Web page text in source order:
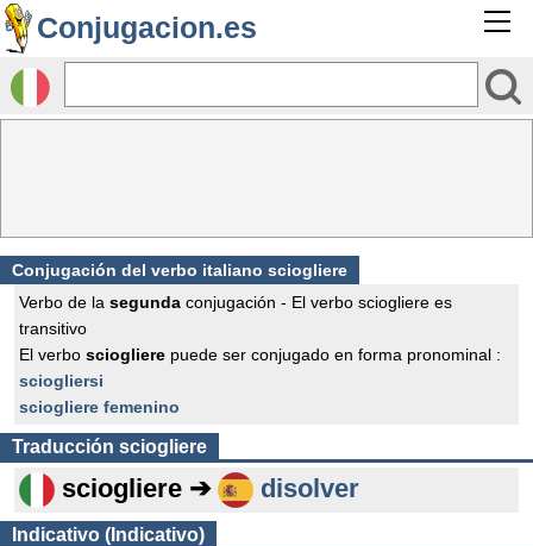
Conjugacion.es
Conjugación del verbo italiano sciogliere
Verbo de la segunda conjugación - El verbo sciogliere es
transitivo
El verbo sciogliere puede ser conjugado en forma pronominal :
sciogliersi
sciogliere femenino
Traducción sciogliere
sciogliere ➔ disolver
Indicativo (Indicativo)